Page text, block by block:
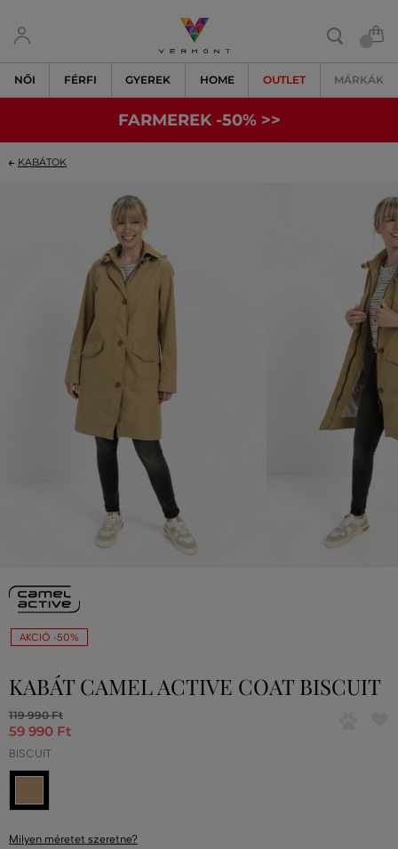
NŐI FÉRFI GYEREK HOME OUTLET MÁRKÁK
FARMEREK -50% >>
KABÁTOK
AKCIÓ -50%
KABÁT CAMEL ACTIVE COAT BISCUIT
119 990 Ft
59 990 Ft
BISCUIT
Milyen méretet szeretne?